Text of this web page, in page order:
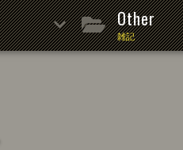
Other
雑記